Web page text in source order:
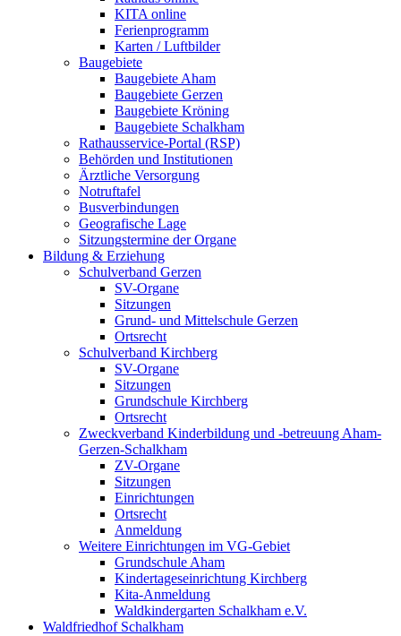
KITA online
Ferienprogramm
Karten / Luftbilder
Baugebiete
Baugebiete Aham
Baugebiete Gerzen
Baugebiete Kröning
Baugebiete Schalkham
Rathausservice-Portal (RSP)
Behörden und Institutionen
Ärztliche Versorgung
Notruftafel
Busverbindungen
Geografische Lage
Sitzungstermine der Organe
Bildung & Erziehung
Schulverband Gerzen
SV-Organe
Sitzungen
Grund- und Mittelschule Gerzen
Ortsrecht
Schulverband Kirchberg
SV-Organe
Sitzungen
Grundschule Kirchberg
Ortsrecht
Zweckverband Kinderbildung und -betreuung Aham-
Gerzen-Schalkham
ZV-Organe
Sitzungen
Einrichtungen
Ortsrecht
Anmeldung
Weitere Einrichtungen im VG-Gebiet
Grundschule Aham
Kindertageseinrichtung Kirchberg
Kita-Anmeldung
Waldkindergarten Schalkham e.V.
Waldfriedhof Schalkham